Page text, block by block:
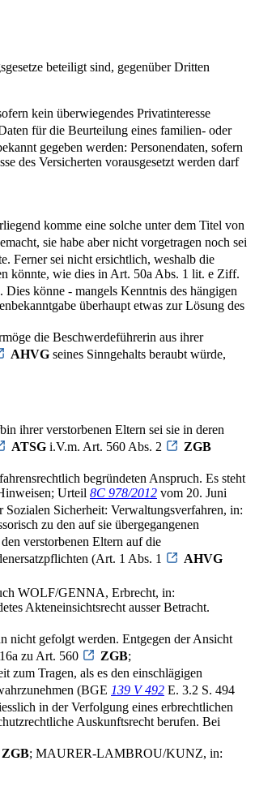
beteiligt sind, gegenüber Dritten
kein überwiegendes Privatinteresse
für die Beurteilung eines familien- oder
gegeben werden: Personendaten, sofern
des Versicherten vorausgesetzt werden darf
komme eine solche unter dem Titel von
sie habe aber nicht vorgetragen noch sei
Ferner sei nicht ersichtlich, weshalb die
könnte, wie dies in Art. 50a Abs. 1 lit. e Ziff.
Dies könne - mangels Kenntnis des hängigen
überhaupt etwas zur Lösung des
die Beschwerdeführerin aus ihrer
AHVG seines Sinngehalts beraubt würde,
ihrer verstorbenen Eltern sei sie in deren
ATSG i.V.m. Art. 560 Abs. 2
ZGB
begründeten Anspruch. Es steht
Urteil 8C 978/2012 vom 20. Juni
Sicherheit: Verwaltungsverfahren, in:
zu den auf sie übergegangenen
verstorbenen Eltern auf die
(Art. 1 Abs. 1
AHVG
WOLF/GENNA, Erbrecht, in:
Akteneinsichtsrecht ausser Betracht.
nicht gefolgt werden. Entgegen der Ansicht
zu Art. 560 ZGB;
zum Tragen, als es den einschlägigen
(BGE 139 V 492 E. 3.2 S. 494
in der Verfolgung eines erbrechtlichen
Auskunftsrecht berufen. Bei
ZGB; MAURER-LAMBROU/KUNZ, in: